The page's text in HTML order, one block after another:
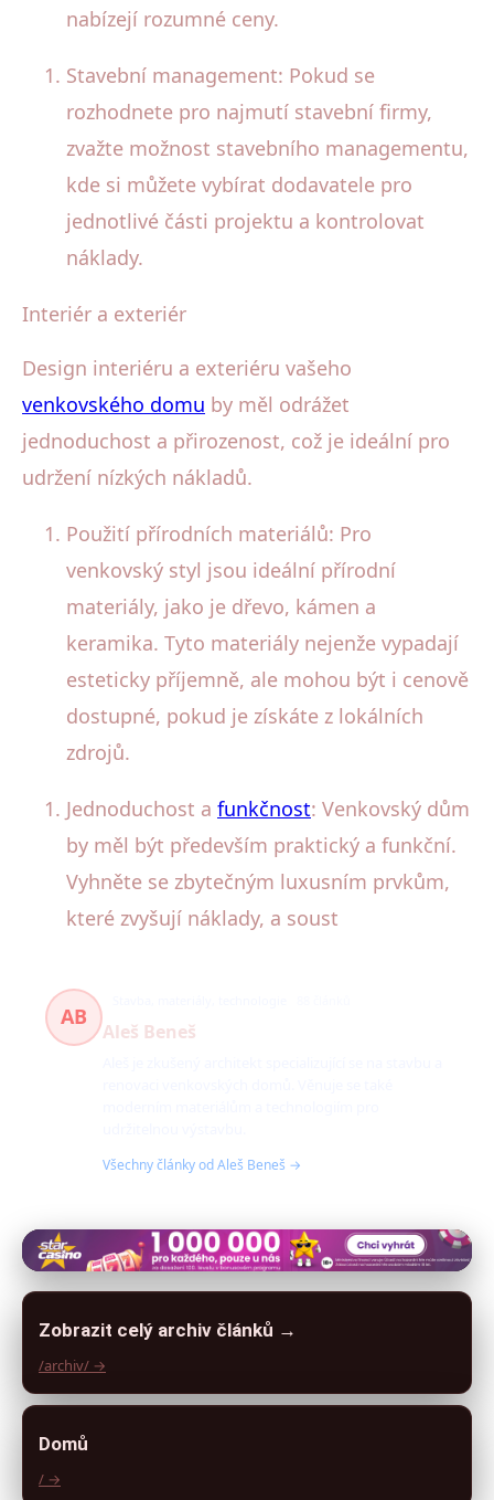
nabízejí rozumné ceny.
Stavební management: Pokud se
rozhodnete pro najmutí stavební firmy,
zvažte možnost stavebního managementu,
kde si můžete vybírat dodavatele pro
jednotlivé části projektu a kontrolovat
náklady.
Interiér a exteriér
Design interiéru a exteriéru vašeho
venkovského domu by měl odrážet
jednoduchost a přirozenost, což je ideální pro
udržení nízkých nákladů.
Použití přírodních materiálů: Pro
venkovský styl jsou ideální přírodní
materiály, jako je dřevo, kámen a
keramika. Tyto materiály nejenže vypadají
esteticky příjemně, ale mohou být i cenově
dostupné, pokud je získáte z lokálních
zdrojů.
Jednoduchost a funkčnost: Venkovský dům
by měl být především praktický a funkční.
Vyhněte se zbytečným luxusním prvkům,
které zvyšují náklady, a soust
AB
Aleš Beneš
Všechny články od Aleš Beneš →
Zobrazit celý archiv článků →
/archiv/ →
Domů
/ →